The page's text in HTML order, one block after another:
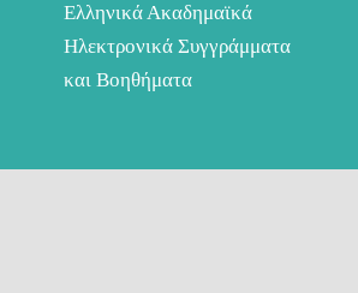
Ελληνικά Ακαδημαϊκά
Ηλεκτρονικά Συγγράμματα
και Βοηθήματα